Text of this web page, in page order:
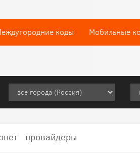
коды Мобильные
провайдеры